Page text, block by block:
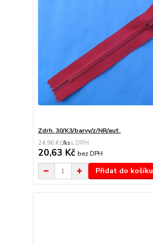
Zdrh. 30/K3/barvy/z/NR/aut.
24,96 Kč/ks
20,63 Kč bez DPH
Přidat do košíku